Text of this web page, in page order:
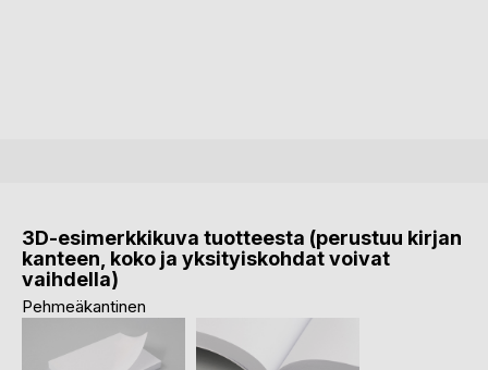
3D-esimerkkikuva tuotteesta (perustuu kirjan
kanteen, koko ja yksityiskohdat voivat
vaihdella)
Pehmeäkantinen